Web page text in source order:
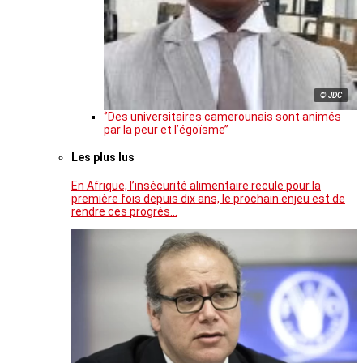
© JDC
‘’Des universitaires camerounais sont animés
par la peur et l’égoïsme’’
Les plus lus
En Afrique, l’insécurité alimentaire recule pour la
première fois depuis dix ans, le prochain enjeu est de
rendre ces progrès…